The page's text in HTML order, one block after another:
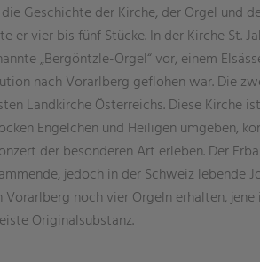
Geschichte der Kirche, der Orgel und
er vier bis fünf Stücke. In der Kirche St.
„Bergöntzle-Orgel“ vor, einem
nach Vorarlberg geflohen war. Die
Landkirche Österreichs. Diese Kirche
Engelchen und Heiligen umgeben,
der besonderen Art erleben. Der
jedoch in der Schweiz lebende
noch vier Orgeln erhalten, jene
Originalsubstanz.